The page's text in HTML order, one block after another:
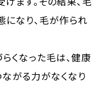
なり、毛が作られ
くなった毛は、健康
ながる力がなくなり